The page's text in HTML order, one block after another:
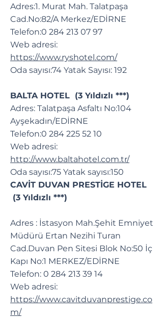
Adres:1. Murat Mah. Talatpaşa
Cad.No:82/A Merkez/EDİRNE
Telefon:0 284 213 07 97
Web adresi:
https://www.ryshotel.com/
Oda sayısı:74 Yatak Sayısı: 192
BALTA HOTEL (3 Yıldızlı ***)
Adres: Talatpaşa Asfaltı No:104
Ayşekadın/EDİRNE
Telefon:0 284 225 52 10
Web adresi:
http://www.baltahotel.com.tr/
Oda sayısı:75 Yatak sayısı:150
CAVİT DUVAN PRESTİGE HOTEL
(3 Yıldızlı ***)
Adres : İstasyon Mah.Şehit Emniyet
Müdürü Ertan Nezihi Turan
Cad.Duvan Pen Sitesi Blok No:50 İç
Kapı No:1 MERKEZ/EDİRNE
Telefon: 0 284 213 39 14
Web adresi:
https://www.cavitduvanprestige.co
m/